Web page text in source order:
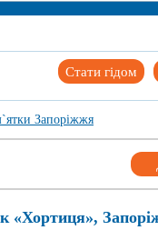
Стати гідом
Запоріжжя
«Хортиця»,